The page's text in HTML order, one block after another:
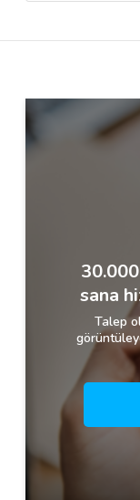
İletişim
Kariyer
sana
Talep